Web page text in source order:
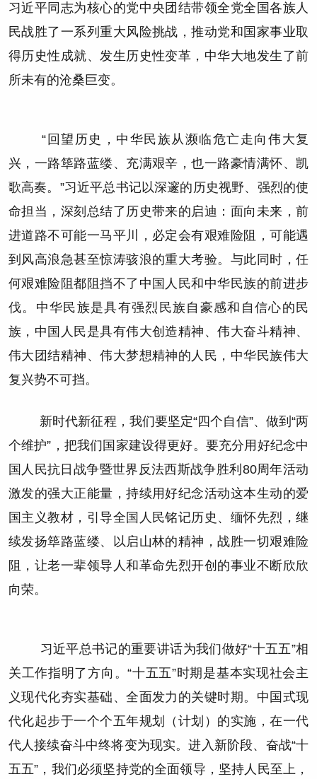
习近平同志为核心的党中央团结带领全党全国各族人
民战胜了一系列重大风险挑战，推动党和国家事业取
得历史性成就、发生历史性变革，中华大地发生了前
所未有的沧桑巨变。
“回望历史，中华民族从濒临危亡走向伟大复
兴，一路筚路蓝缕、充满艰辛，也一路豪情满怀、凯
歌高奏。”习近平总书记以深邃的历史视野、强烈的使
命担当，深刻总结了历史带来的启迪：面向未来，前
进道路不可能一马平川，必定会有艰难险阻，可能遇
到风高浪急甚至惊涛骇浪的重大考验。与此同时，任
何艰难险阻都阻挡不了中国人民和中华民族的前进步
伐。中华民族是具有强烈民族自豪感和自信心的民
族，中国人民是具有伟大创造精神、伟大奋斗精神、
伟大团结精神、伟大梦想精神的人民，中华民族伟大
复兴势不可挡。
新时代新征程，我们要坚定“四个自信”、做到“两
个维护”，把我们国家建设得更好。要充分用好纪念中
国人民抗日战争暨世界反法西斯战争胜利80周年活动
激发的强大正能量，持续用好纪念活动这本生动的爱
国主义教材，引导全国人民铭记历史、缅怀先烈，继
续发扬筚路蓝缕、以启山林的精神，战胜一切艰难险
阻，让老一辈领导人和革命先烈开创的事业不断欣欣
向荣。
习近平总书记的重要讲话为我们做好“十五五”相
关工作指明了方向。“十五五”时期是基本实现社会主
义现代化夯实基础、全面发力的关键时期。中国式现
代化起步于一个个五年规划（计划）的实施，在一代
代人接续奋斗中终将变为现实。进入新阶段、奋战“十
五五”，我们必须坚持党的全面领导，坚持人民至上，